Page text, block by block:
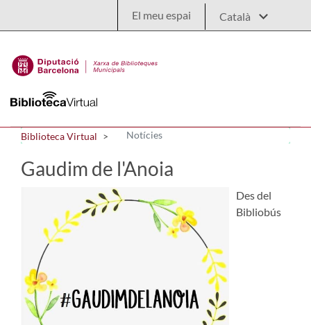
El meu espai
Biblioteca Virtual Notícies
Gaudim de l'Anoia
Des del
Bibliobús